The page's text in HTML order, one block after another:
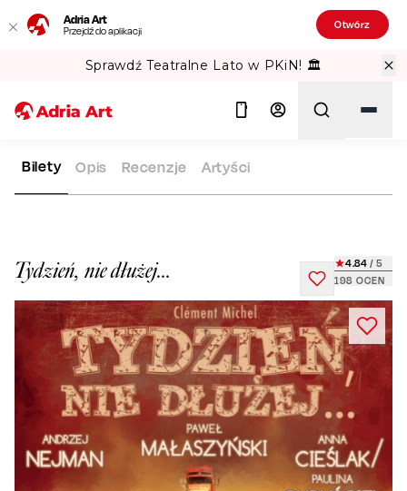
Adria Art
Przejdź do aplikacji Otwórz
Sprawdź Teatralne Lato w PKiN! 🏛️
ADRIA ART REPERTUAR TYDZIEŃ, NIE DŁUŻEJ...
Tydzień, nie dłużej... 198 OCEN
4.84 / 5
Bilety Opis Recenzje Artyści